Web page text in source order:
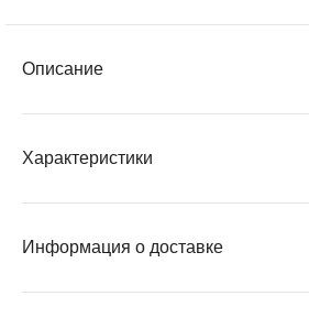
Описание
Характеристики
Информация о доставке